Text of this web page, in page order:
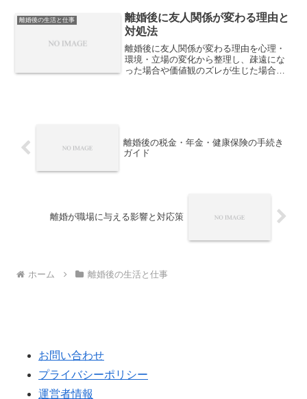
トを解説します。
離婚後の生活と仕事
離婚後に友人関係が変わる理由と
対処法
離婚後に友人関係が変わる理由を心理・
環境・立場の変化から整理し、疎遠にな
った場合や価値観のズレが生じた場合の
離婚後の税金・年金・健康保険の手続き
ガイド
離婚が職場に与える影響と対応策
ホーム 離婚後の生活と仕事
お問い合わせ
プライバシーポリシー
運営者情報